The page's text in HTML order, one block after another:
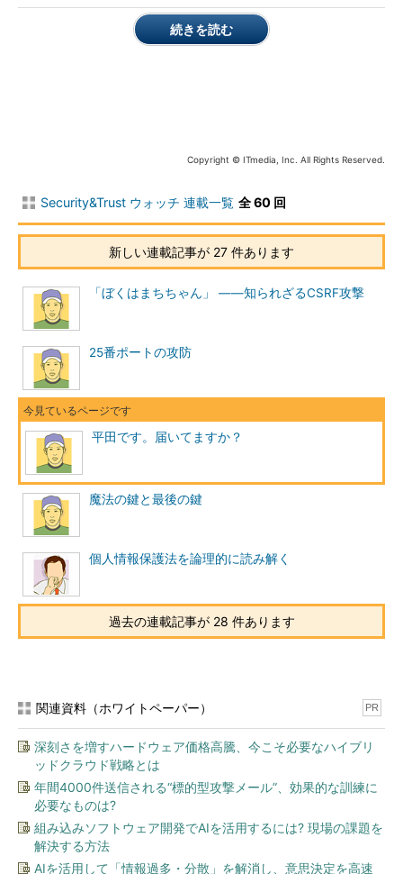
ん（日本語も分かる外人さんです）に、
「これは何ですか～？」と具をさして聞い
では、明日の平田天気予報です☆
明日の東京は、雨です♪
取りあえず、こちらが返事で出した話題などには一切触れてい
ない。メールの文面をネットで検索したら、同じメールを受け取
っている人を何人か見つけた。当然だと思うが、使い回しのよう
である。
さらに続いて返事を出すことにした。こちらからは「私も昼に
カレー食べました。神保町にある……という店で……」のように場
所にも少し触れてみた（平田さんからの返事に東京の天気予報が
あったので東京の地名「神保町」を使った。たまたまだと思う
が、私が住んでいるのも東京である）。
このメールに対する平田さんからの返事は半日後ぐらいに到着
した。返事を出したことでメールアドレスが実在していることが
確認され、しかも食いついてきたカモなので、カモリストのよう
なものに載ったので対応が早くなったのかもしれない。
当然ながら文面の使い回しの返事がくるのかと思ったが、「神
保町」という地名に反応して「神保町はおいしいカレー屋が多
い」といった話がされていた。平田さんの中の人が返事をしたよ
うだ。一応、1通1通、目を通しているのだろうか。
は気まぐれで反応しただけかもしれない。
やりとりの途中で名前を「平田智美」と名乗ってきたので、当
然「知り合いだったかも」という勘違いは払拭された（たまたま
知り合いと一致するかもしれないが）。しかし、男性としては勘
違いから始まったメル友への淡い思いというのが走り始めるのか
もしれない。
続きを読む
Copyright © ITmedia, Inc. All Rights Reserved.
Security&Trust ウォッチ 連載一覧 全 60 回
新しい連載記事が 27 件あります
「ぼくはまちちゃん」 ――知られざるCSRF攻撃
25番ポートの攻防
平田です。届いてますか？
魔法の鍵と最後の鍵
個人情報保護法を論理的に読み解く
過去の連載記事が 28 件あります
関連資料（ホワイトペーパー） PR
深刻さを増すハードウェア価格高騰、今こそ必要なハイブリ
ッドクラウド戦略とは
年間4000件送信される“標的型攻撃メール”、効果的な訓練に
必要なものは?
組み込みソフトウェア開発でAIを活用するには? 現場の課題を
解決する方法
AIを活用して「情報過多・分散」を解消し、意思決定を高速